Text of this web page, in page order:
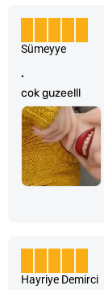
.
cok guzeelll
Sümeyye
Hayriye Demirci